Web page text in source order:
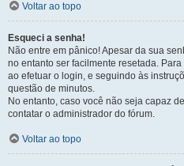
Voltar ao topo
Esqueci a senha!
Não entre em pânico! Apesar da sua
no entanto ser facilmente resetada.
ao efetuar o login, e seguindo às
questão de minutos.
No entanto, caso você não seja capaz
contatar o administrador do fórum.
Voltar ao topo